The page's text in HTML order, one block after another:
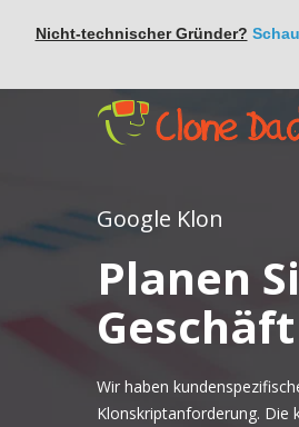
Nicht-technischer Gründer?
Google Klon
Planen
Wir haben
Klonskriptanforderung. Die